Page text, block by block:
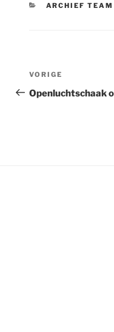
CATEGORIEËN
ARCHIEF TEAM
Bericht
navigatie
Vorig
bericht
VORIGE
Openluchtschaak